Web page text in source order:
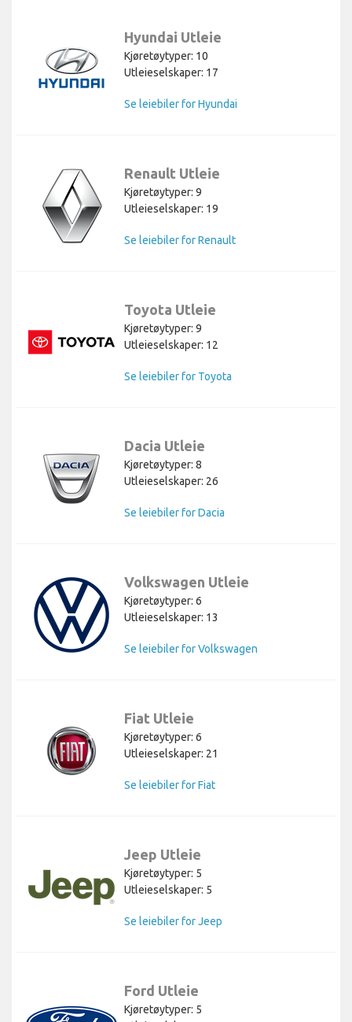
Hyundai Utleie
Kjøretøytyper: 10
Utleieselskaper: 17
Se leiebiler for Hyundai
Renault Utleie
Kjøretøytyper: 9
Utleieselskaper: 19
Se leiebiler for Renault
Toyota Utleie
Kjøretøytyper: 9
Utleieselskaper: 12
Se leiebiler for Toyota
Dacia Utleie
Kjøretøytyper: 8
Utleieselskaper: 26
Se leiebiler for Dacia
Volkswagen Utleie
Kjøretøytyper: 6
Utleieselskaper: 13
Se leiebiler for Volkswagen
Fiat Utleie
Kjøretøytyper: 6
Utleieselskaper: 21
Se leiebiler for Fiat
Jeep Utleie
Kjøretøytyper: 5
Utleieselskaper: 5
Se leiebiler for Jeep
Ford Utleie
Kjøretøytyper: 5